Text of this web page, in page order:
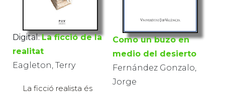
Digital: La ficció de la
realitat
Eagleton, Terry
La ficció realista és
Como un buzo en
medio del desierto
Fernández Gonzalo,
Jorge